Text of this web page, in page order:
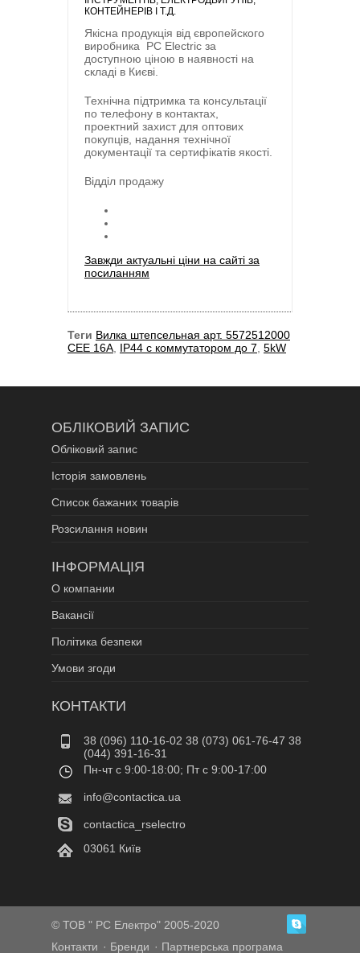
КОНТЕЙНЕРІВ І Т.Д.
Якісна продукція від європейского
виробника PC Electric за
доступною ціною в наявності на
складі в Києві.
Технічна підтримка та консультації
по телефону в контактах,
проектний захист для оптових
покупців, надання технічної
документації та сертифікатів якості.
Відділ продажу
Завжди актуальні ціни на сайті за
посиланням
Теги Вилка штепсельная арт. 5572512000
CEE 16A IP44 с коммутатором до 7 5kW
ОБЛІКОВИЙ ЗАПИС
Обліковий запис
Історія замовлень
Список бажаних товарів
Розсилання новин
ІНФОРМАЦІЯ
О компании
Вакансії
Політика безпеки
Умови згоди
КОНТАКТИ
38 (096) 110-16-02 38 (073) 061-76-47 38
(044) 391-16-31
Пн-чт c 9:00-18:00; Пт c 9:00-17:00
info@contactica.ua
contactica_rselectro
03061 Київ
© ТОВ " РС Електро" 2005-2020
Контакти
Бренди Партнерська програма